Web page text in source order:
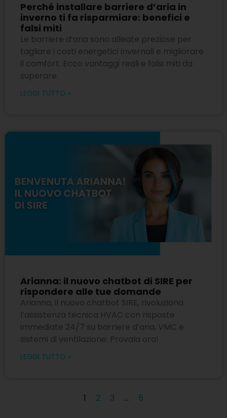
Perché installare barriere d’aria in
inverno ti fa risparmiare: benefici e
falsi miti
Le barriere d’aria sono alleate preziose per
tagliare i costi energetici invernali e migliorare
il comfort. Ecco vantaggi reali e falsi miti da
superare.
LEGGI TUTTO »
Arianna: il nuovo chatbot di SIRE per
rispondere alle tue domande
Arianna, il nuovo chatbot SIRE, rivoluziona
l’assistenza tecnica HVAC con risposte
immediate 24/7 su barriere d’aria, VMC e
sistemi di ventilazione. Provala ora!
LEGGI TUTTO »
1 2 3 … 5